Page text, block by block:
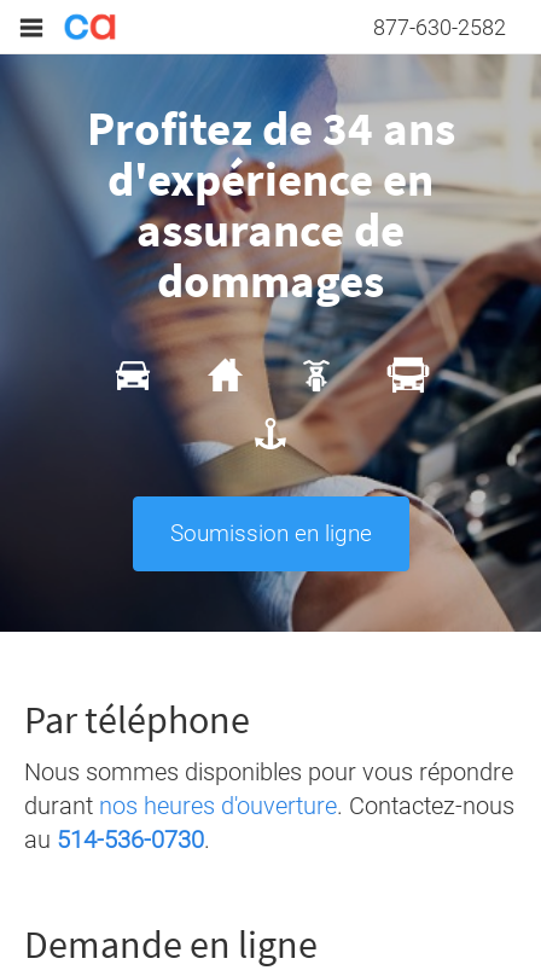
877-630-2582
Profitez de 34 ans
d'expérience en
assurance de
dommages
Soumission en ligne
Par téléphone
Nous sommes disponibles pour vous répondre
durant nos heures d'ouverture. Contactez-nous
au 514-536-0730.
Demande en ligne